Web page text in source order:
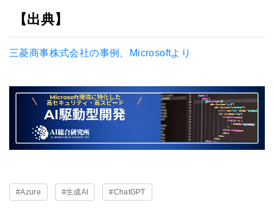
【出典】
三菱商事株式会社の事例、Microsoftより
#Azure #生成AI #ChatGPT